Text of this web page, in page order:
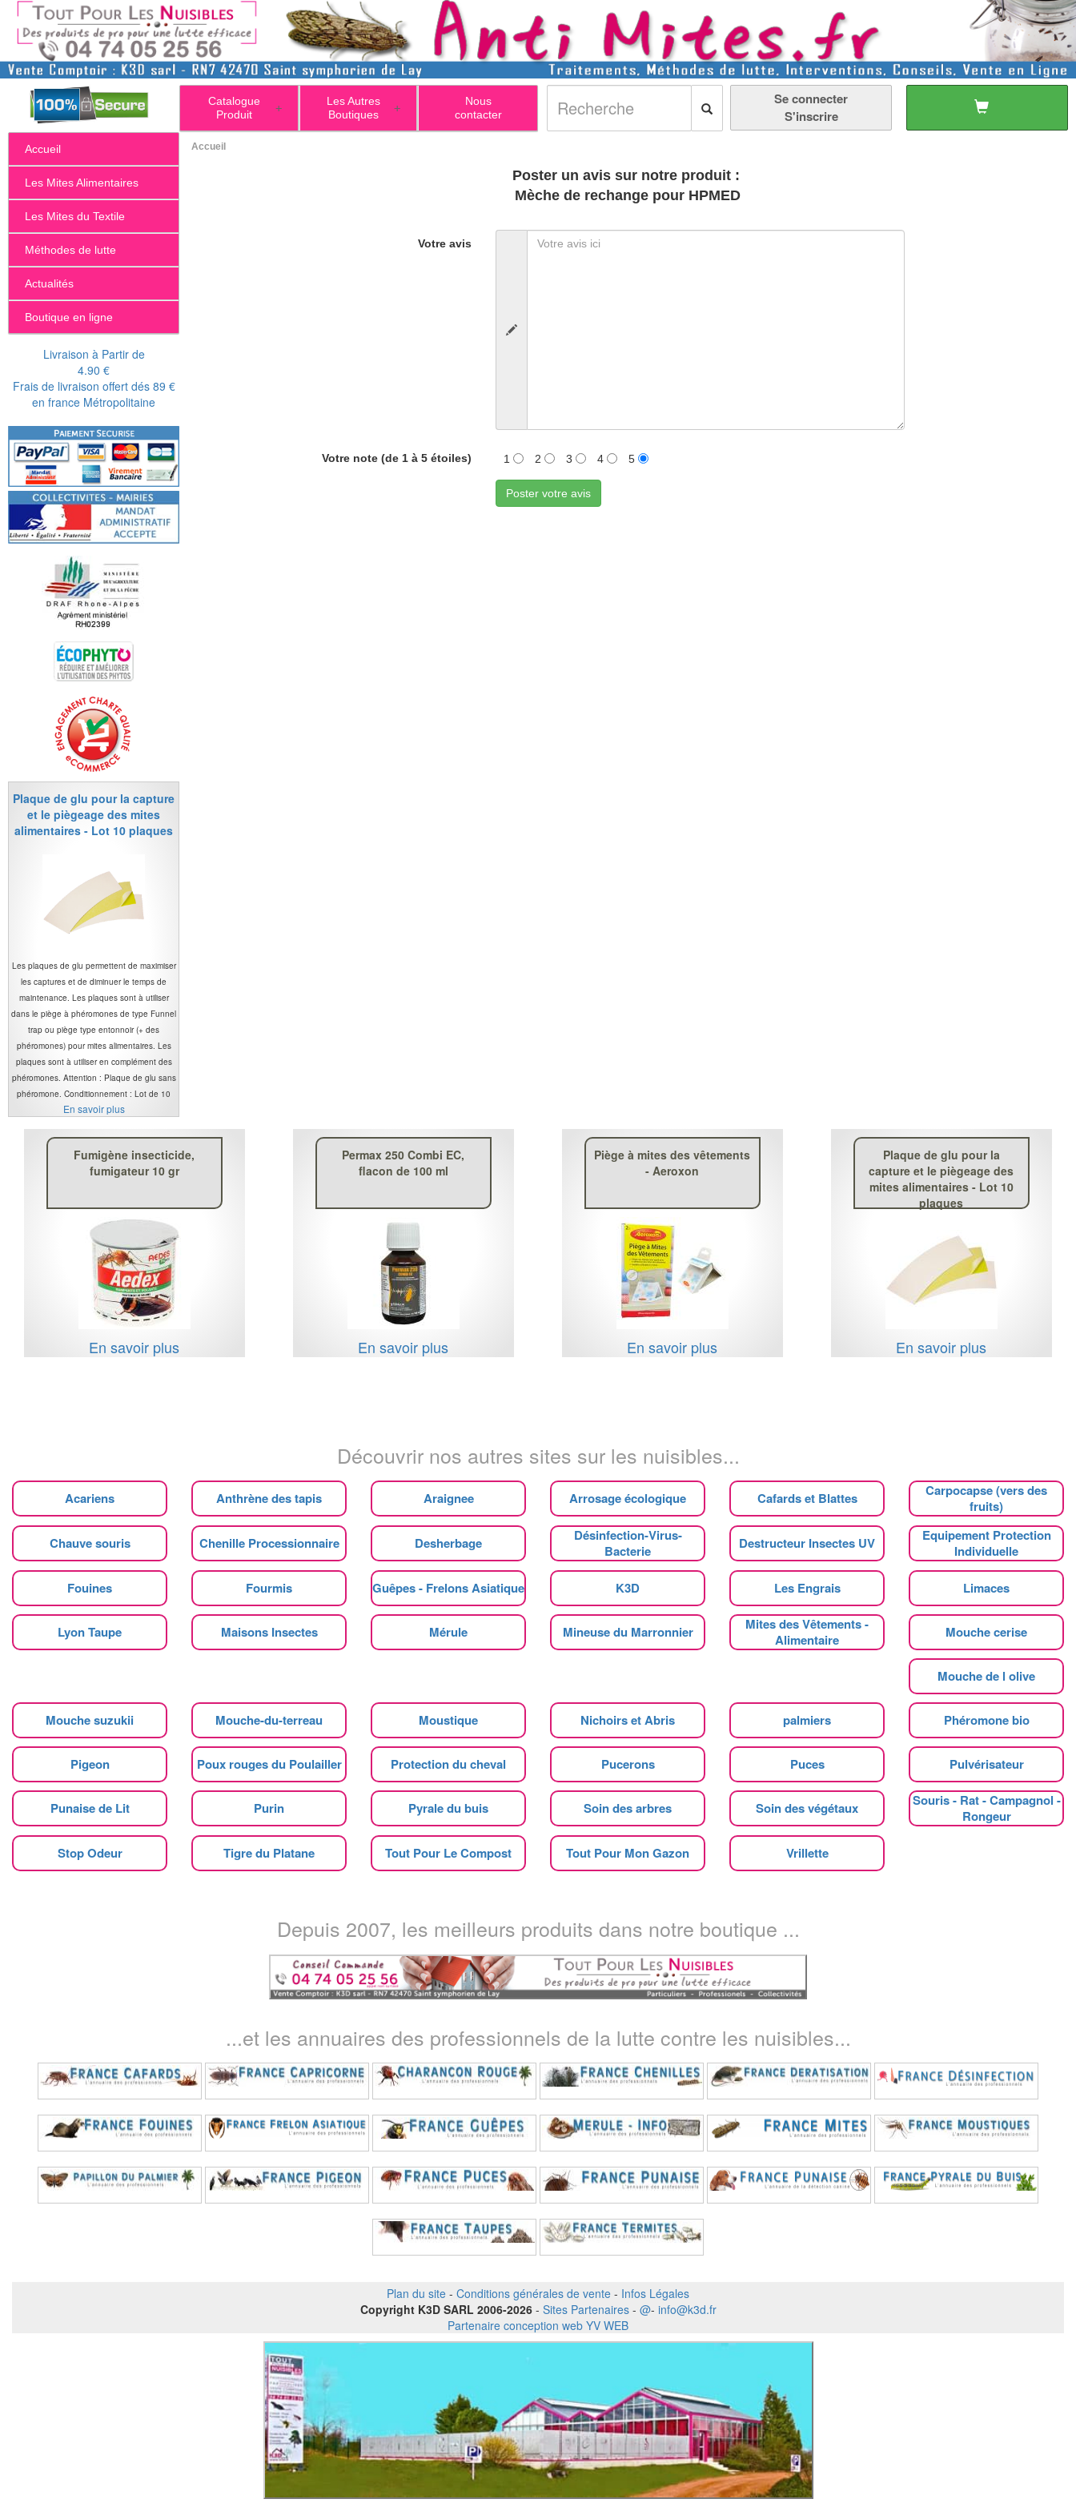
+
Catalogue
Produit
+
Les Autres
Boutiques
Nous
contacter
Se connecter
S'inscrire
Accueil
Les Mites Alimentaires
Les Mites du Textile
Méthodes de lutte
Actualités
Boutique en ligne
Livraison à Partir de
4.90 €
Frais de livraison offert dés 89 €
en france Métropolitaine
Plaque de glu pour la capture
et le piègeage des mites
alimentaires - Lot 10 plaques
Les plaques de glu permettent de maximiser
les captures et de diminuer le temps de
maintenance. Les plaques sont à utiliser
dans le piège à phéromones de type Funnel
trap ou piège type entonnoir (+ des
phéromones) pour mites alimentaires. Les
plaques sont à utiliser en complément des
phéromones. Attention : Plaque de glu sans
phéromone. Conditionnement : Lot de 10
En savoir plus
Accueil
Poster un avis sur notre produit :
Mèche de rechange pour HPMED
Votre avis
Votre note (de 1 à 5 étoiles) 1 2 3 4 5
Poster votre avis
Fumigène insecticide,
fumigateur 10 gr
En savoir plus
Permax 250 Combi EC,
flacon de 100 ml
En savoir plus
Piège à mites des vêtements
- Aeroxon
En savoir plus
Plaque de glu pour la
capture et le piègeage des
mites alimentaires - Lot 10
plaques
En savoir plus
Découvrir nos autres sites sur les nuisibles...
Acariens Anthrène des tapis Araignee Arrosage écologique Cafards et Blattes
Carpocapse (vers des
fruits)
Chauve souris Chenille Processionnaire Desherbage
Désinfection-Virus-
Bacterie
Destructeur Insectes UV
Equipement Protection
Individuelle
Fouines Fourmis Guêpes - Frelons Asiatique K3D Les Engrais Limaces
Lyon Taupe Maisons Insectes Mérule Mineuse du Marronnier
Mites des Vêtements -
Alimentaire
Mouche cerise
Mouche de l olive
Mouche suzukii Mouche-du-terreau Moustique Nichoirs et Abris palmiers Phéromone bio
Pigeon Poux rouges du Poulailler Protection du cheval Pucerons Puces Pulvérisateur
Punaise de Lit Purin Pyrale du buis Soin des arbres Soin des végétaux
Souris - Rat - Campagnol -
Rongeur
Stop Odeur Tigre du Platane Tout Pour Le Compost Tout Pour Mon Gazon Vrillette
Depuis 2007, les meilleurs produits dans notre boutique ...
...et les annuaires des professionnels de la lutte contre les nuisibles...
Plan du site - Conditions générales de vente - Infos Légales
Copyright K3D SARL 2006-2026 - Sites Partenaires- @- info@k3d.fr
Partenaire conception web YV WEB